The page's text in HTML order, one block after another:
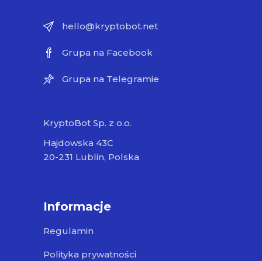
hello@kryptobot.net
Grupa na Facebook
Grupa na Telegramie
KryptoBot Sp. z o.o.
Hajdowska 43C
20-231 Lublin, Polska
Informacje
Regulamin
Polityka prywatności